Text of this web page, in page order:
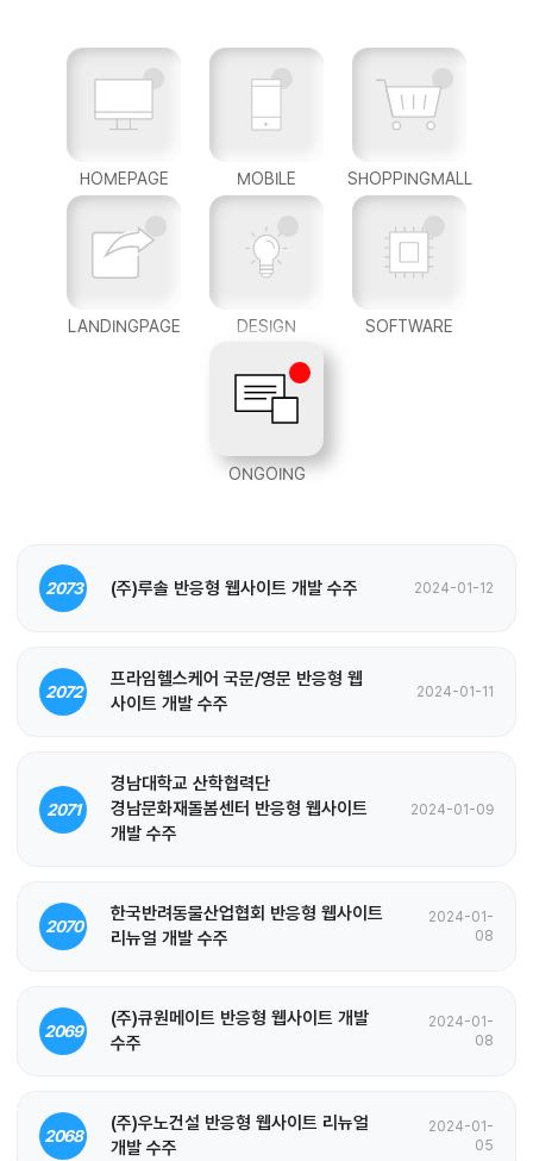
HOMEPAGE MOBILE SHOPPINGMALL
LANDINGPAGE DESIGN SOFTWARE
ONGOING
2073 (주)루솔 반응형 웹사이트 개발 수주 2024-01-12
2072
프라임헬스케어 국문/영문 반응형 웹
사이트 개발 수주
2024-01-11
2071
경남대학교 산학협력단
경남문화재돌봄센터 반응형 웹사이트
개발 수주
2024-01-09
2070
한국반려동물산업협회 반응형 웹사이트
리뉴얼 개발 수주
2024-01-
08
2069
(주)큐원메이트 반응형 웹사이트 개발
수주
2024-01-
08
2068
(주)우노건설 반응형 웹사이트 리뉴얼
개발 수주
2024-01-
05